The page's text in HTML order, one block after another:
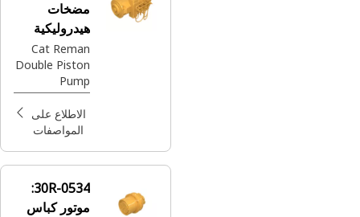
مضخات
هيدروليكية
للتعدين
الموسع من
Reman
Cat Reman
Double Piston
Pump
(Variable
Displacement)
الاطلاع على
المواصفات
30R-0534:
موتور كباس